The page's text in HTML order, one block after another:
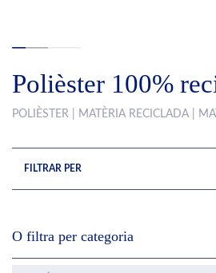
Polièster 100%
POLIÈSTER | MATÈRIA RECICLADA |
FILTRAR PER
O filtra per categoria